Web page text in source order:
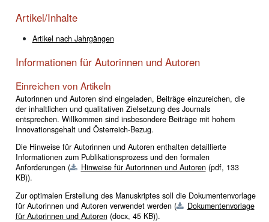
Artikel/Inhalte
Artikel nach Jahrgängen
Informationen für Autorinnen und Autoren
Einreichen von Artikeln
Autorinnen und Autoren sind eingeladen, Beiträge einzureichen, die
der inhaltlichen und qualitativen Zielsetzung des Journals
entsprechen. Willkommen sind insbesondere Beiträge mit hohem
Innovationsgehalt und Österreich-Bezug.
Die Hinweise für Autorinnen und Autoren enthalten detaillierte
Informationen zum Publikationsprozess und den formalen
Anforderungen (
Hinweise für Autorinnen und Autoren(pdf, 133
KB)).
Zur optimalen Erstellung des Manuskriptes soll die Dokumentenvorlage
für Autorinnen und Autoren verwendet werden (
Dokumentenvorlage
für Autorinnen und Autoren(docx, 45 KB)).